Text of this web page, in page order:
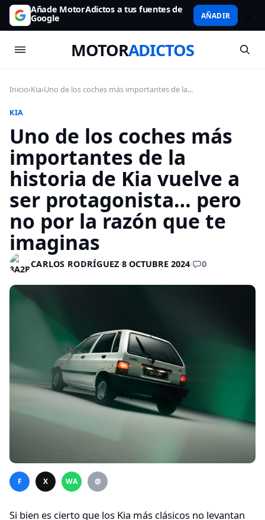
Añade MotorAdictos a tus fuentes de
Google AÑADIR
MOTORADICTOS
Inicio›Kia›Uno de los coches más importantes de la...
KIA
Uno de los coches más
importantes de la
historia de Kia vuelve a
ser protagonista… pero
no por la razón que te
imaginas
CARLOS RODRÍGUEZ·8 OCTUBRE 2024· 0
F X WA @
Si bien es cierto que los Kia más clásicos no levantan